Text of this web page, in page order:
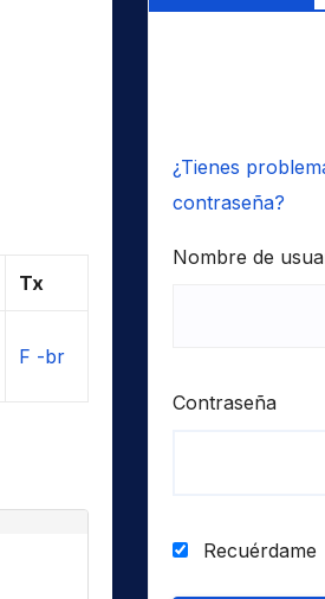
Tx
F -br
¿Tienes
contraseña?
Nombre de
Contraseña
Recuérdame